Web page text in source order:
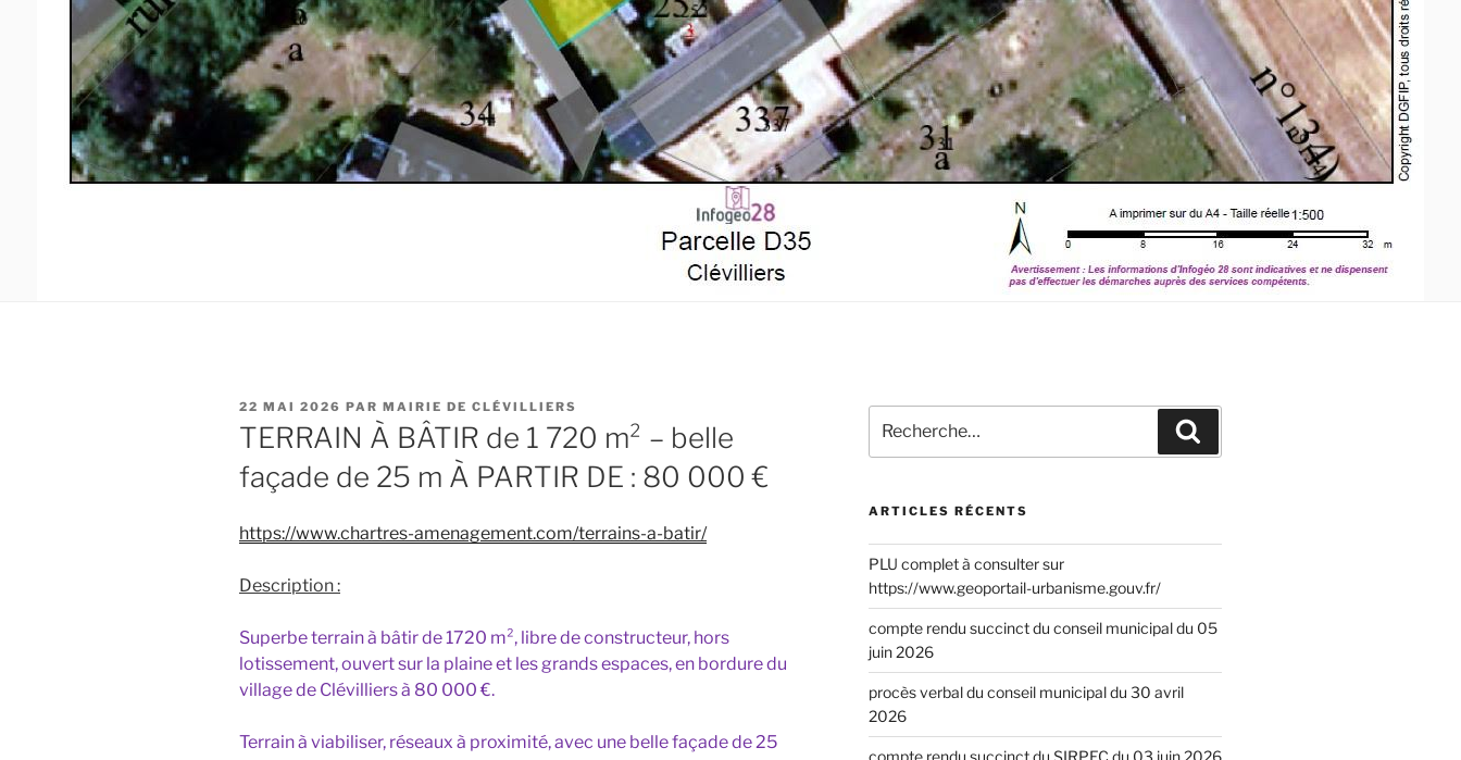
22 MAI 2026 PAR MAIRIE DE CLÉVILLIERS
TERRAIN À BÂTIR de 1 720 m² – belle
façade de 25 m À PARTIR DE : 80 000 €
https://www.chartres-amenagement.com/terrains-a-batir/
Description :
Superbe terrain à bâtir de 1720 m², libre de constructeur, hors
lotissement, ouvert sur la plaine et les grands espaces, en bordure du
village de Clévilliers à 80 000 €.
Terrain à viabiliser, réseaux à proximité, avec une belle façade de 25
ARTICLES RÉCENTS
PLU complet à consulter sur
https://www.geoportail-urbanisme.gouv.fr/
compte rendu succinct du conseil municipal du 05
juin 2026
procès verbal du conseil municipal du 30 avril
2026